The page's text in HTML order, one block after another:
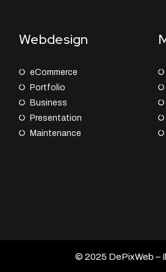
Webdesign
eCommerce
Portfolio
Business
Presentation
Maintenance
© 2025 DePixWeb –